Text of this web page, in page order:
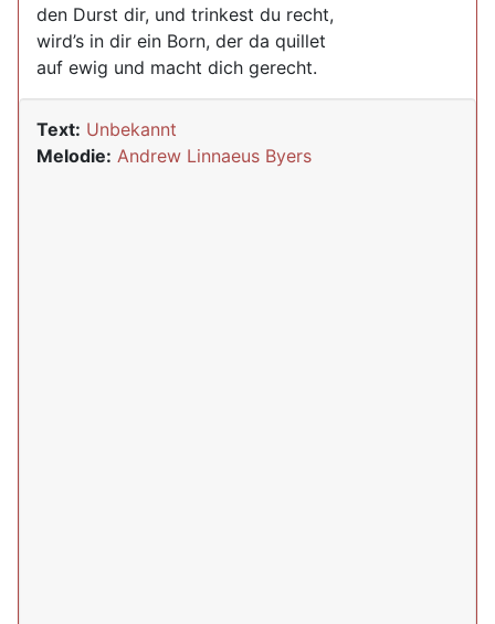
den Durst dir, und trinkest du recht,
wird’s in dir ein Born, der da quillet
auf ewig und macht dich gerecht.
Text: Unbekannt
Melodie: Andrew Linnaeus Byers